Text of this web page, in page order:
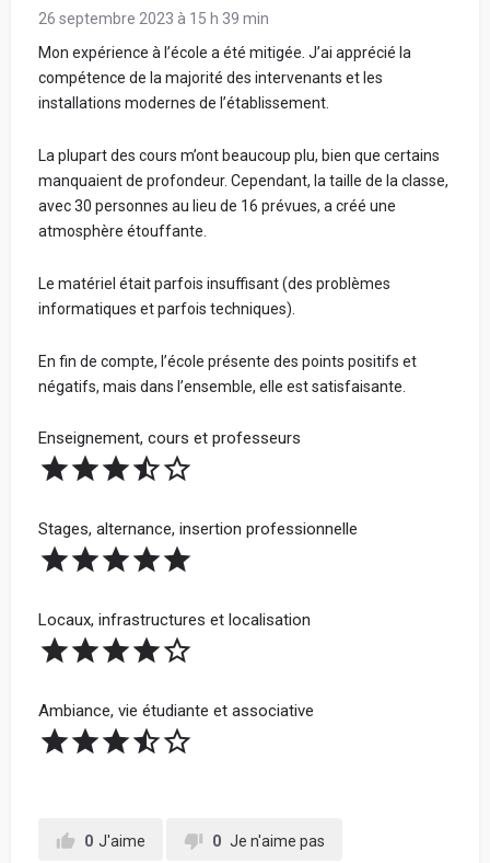
26 septembre 2023 à 15 h 39 min
Mon expérience à l’école a été mitigée. J’ai apprécié la
compétence de la majorité des intervenants et les
installations modernes de l’établissement.
La plupart des cours m’ont beaucoup plu, bien que certains
manquaient de profondeur. Cependant, la taille de la classe,
avec 30 personnes au lieu de 16 prévues, a créé une
atmosphère étouffante.
Le matériel était parfois insuffisant (des problèmes
informatiques et parfois techniques).
En fin de compte, l’école présente des points positifs et
négatifs, mais dans l’ensemble, elle est satisfaisante.
Enseignement, cours et professeurs
Stages, alternance, insertion professionnelle
Locaux, infrastructures et localisation
Ambiance, vie étudiante et associative
0 J'aime 0 Je n'aime pas